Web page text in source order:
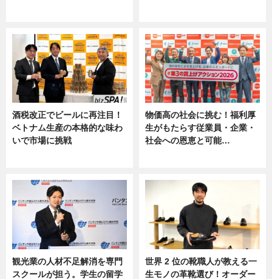
酒税改正でビールに再注目！
ベトナム生産の本格的な味わ
いで市場に挑戦
物価高の社会に挑む！福利厚
生がもたらす従業員・企業・
社会への恩恵と可能…
観光業の人材不足解消を専門
スクールが担う。学生の留学
世界 2 位の靴職人が教える一
生モノの革靴選び！オーダー